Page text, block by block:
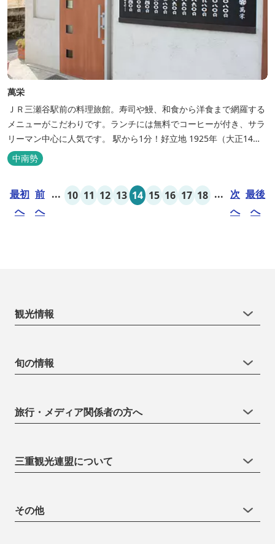
萬栄
ＪＲ三瀬谷駅前の料理旅館。寿司や鰻、和食から洋食まで網羅する
メニューがこだわりです。ランチには無料でコーヒーが付き、サラ
リーマン中心に人気です。 駅から1分！好立地 1925年（大正14
年）に開業した歴史ある旅館。JR三瀬谷駅から徒歩一分と好立地の
場所にあり、大変便利です。 部屋数は11室、大広間が2部屋。少人
品数...
中南勢
最初
へ
前
へ
... 10 11 12 13 14 15 16 17 18 ... 次
へ
最後
へ
観光情報
旬の情報
旅行・メディア関係者の方へ
三重観光連盟について
その他